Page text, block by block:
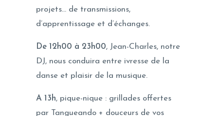
projets… de transmissions,
d’apprentissage et d’échanges.
De 12h00 à 23h00, Jean-Charles, notre
DJ, nous conduira entre ivresse de la
danse et plaisir de la musique.
A 13h, pique-nique : grillades offertes
par Tangueando + douceurs de vos